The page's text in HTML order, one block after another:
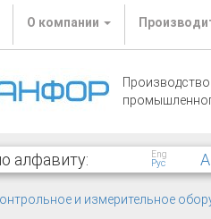
О компании
алфавиту:
Eng
Рус
и измерительное